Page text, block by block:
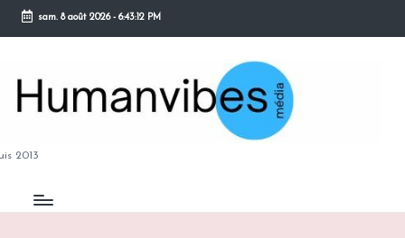
Skip
content
sam. 8 août 2026- 6:43:12 PM
2013